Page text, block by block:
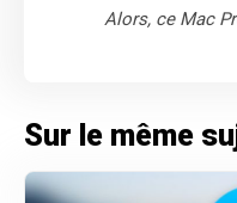
Alors, ce Mac
Sur le même